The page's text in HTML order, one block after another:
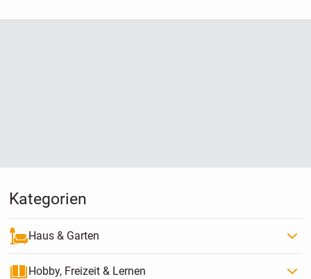
Kategorien
Haus & Garten
Hobby, Freizeit & Lernen